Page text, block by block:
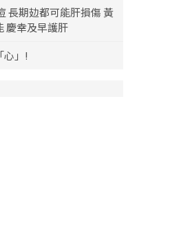
長期攰都可能肝損傷 黃
慶幸及早護肝
心」!